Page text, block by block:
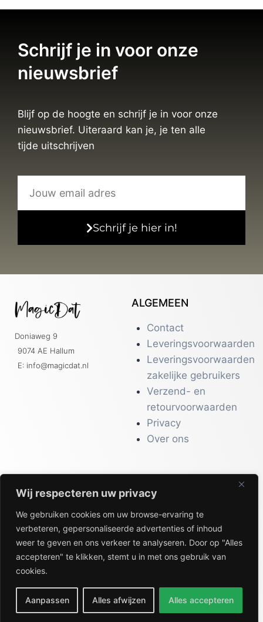
Wij respecteren uw privacy
We gebruiken cookies om uw browse-ervaring te
verbeteren, gepersonaliseerde advertenties of inhoud
weer te geven en ons verkeer te analyseren. Door op "Alles
accepteren" te klikken, stemt u in met ons gebruik van
cookies.
Aanpassen Alles afwijzen Alles accepteren
Schrijf je in voor onze
nieuwsbrief
Blijf op de hoogte en schrijf je in voor onze
nieuwsbrief. Uiteraard kan je, je ten alle
tijde uitschrijven
Schrijf je hier in!
Doniaweg 9
9074 AE Hallum
E: info@magicdat.nl
ALGEMEEN
Contact
Leveringsvoorwaarden
Leveringsvoorwaarden
zakelijke gebruikers
Verzend- en
retourvoorwaarden
Privacy
Over ons
CATALOGI
Workwear &
Veiligheid
Kantoor & Receptie
Gezondheid & Beauty
Keuken & Horeca